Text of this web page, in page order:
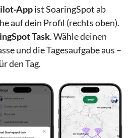
Appist SoaringSpot ab
auf dein Profil (rechts oben).
Task. Wähle deinen
und die Tagesaufgabe aus –
den Tag.